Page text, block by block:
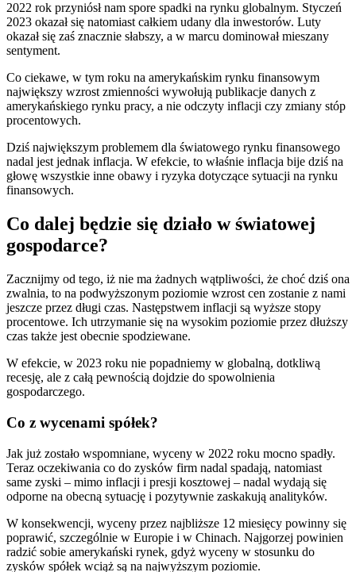
2022 rok przyniósł nam spore spadki na rynku globalnym. Styczeń
2023 okazał się natomiast całkiem udany dla inwestorów. Luty
okazał się zaś znacznie słabszy, a w marcu dominował mieszany
sentyment.
Co ciekawe, w tym roku na amerykańskim rynku finansowym
największy wzrost zmienności wywołują publikacje danych z
amerykańskiego rynku pracy, a nie odczyty inflacji czy zmiany stóp
procentowych.
Dziś największym problemem dla światowego rynku finansowego
nadal jest jednak inflacja. W efekcie, to właśnie inflacja bije dziś na
głowę wszystkie inne obawy i ryzyka dotyczące sytuacji na rynku
finansowych.
Co dalej będzie się działo w światowej
gospodarce?
Zacznijmy od tego, iż nie ma żadnych wątpliwości, że choć dziś ona
zwalnia, to na podwyższonym poziomie wzrost cen zostanie z nami
jeszcze przez długi czas. Następstwem inflacji są wyższe stopy
procentowe. Ich utrzymanie się na wysokim poziomie przez dłuższy
czas także jest obecnie spodziewane.
W efekcie, w 2023 roku nie popadniemy w globalną, dotkliwą
recesję, ale z całą pewnością dojdzie do spowolnienia
gospodarczego.
Co z wycenami spółek?
Jak już zostało wspomniane, wyceny w 2022 roku mocno spadły.
Teraz oczekiwania co do zysków firm nadal spadają, natomiast
same zyski – mimo inflacji i presji kosztowej – nadal wydają się
odporne na obecną sytuację i pozytywnie zaskakują analityków.
W konsekwencji, wyceny przez najbliższe 12 miesięcy powinny się
poprawić, szczególnie w Europie i w Chinach. Najgorzej powinien
radzić sobie amerykański rynek, gdyż wyceny w stosunku do
zysków spółek wciąż są na najwyższym poziomie.